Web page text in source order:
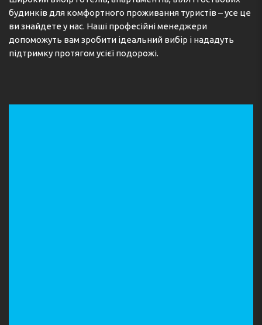
будинків для комфортного проживання туристів – усе це
ви знайдете у нас. Наші професійні менеджери
допоможуть вам зробити ідеальний вибір і нададуть
підтримку протягом усієї подорожі.